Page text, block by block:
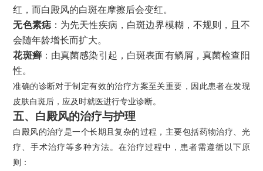
红，而白殿风的白斑在摩擦后会变红。
无色素痣：为先天性疾病，白斑边界模糊，不规则，且不
会随年龄增长而扩大。
花斑癣：由真菌感染引起，白斑表面有鳞屑，真菌检查阳
性。
准确的诊断对于制定有效的治疗方案至关重要，因此患者在发现
皮肤白斑后，应及时就医进行专业诊断。
五、白殿风的治疗与护理
白殿风的治疗是一个长期且复杂的过程，主要包括药物治疗、光
疗、手术治疗等多种方法。在治疗过程中，患者需遵循以下原
则：